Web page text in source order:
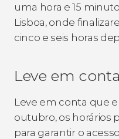
uma hora e 15
Lisboa, onde
cinco e seis horas
Leve em conta
Leve em conta que
outubro, os horários
para garantir o